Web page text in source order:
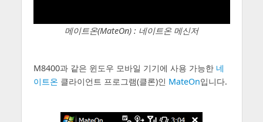
메이트온(MateOn) : 네이트온 메신저
M8400과 같은 윈도우 모바일 기기에 사용 가능한 네
이트온 클라이언트 프로그램(클론)인 MateOn입니다.